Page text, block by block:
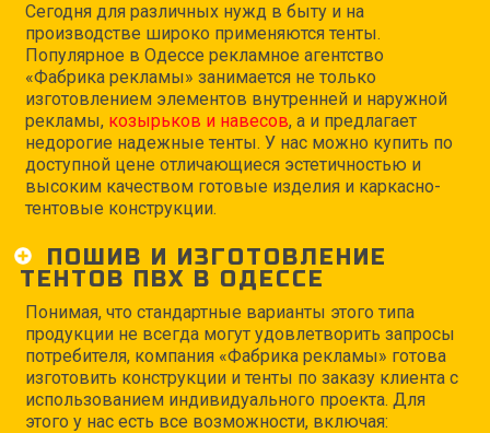
Сегодня для различных нужд в быту и на
производстве широко применяются тенты.
Популярное в Одессе рекламное агентство
«Фабрика рекламы» занимается не только
изготовлением элементов внутренней и наружной
рекламы, козырьков и навесов, а и предлагает
недорогие надежные тенты. У нас можно купить по
доступной цене отличающиеся эстетичностью и
высоким качеством готовые изделия и каркасно-
тентовые конструкции.
ПОШИВ И ИЗГОТОВЛЕНИЕ
ТЕНТОВ ПВХ В ОДЕССЕ
Понимая, что стандартные варианты этого типа
продукции не всегда могут удовлетворить запросы
потребителя, компания «Фабрика рекламы» готова
изготовить конструкции и тенты по заказу клиента с
использованием индивидуального проекта. Для
этого у нас есть все возможности, включая: